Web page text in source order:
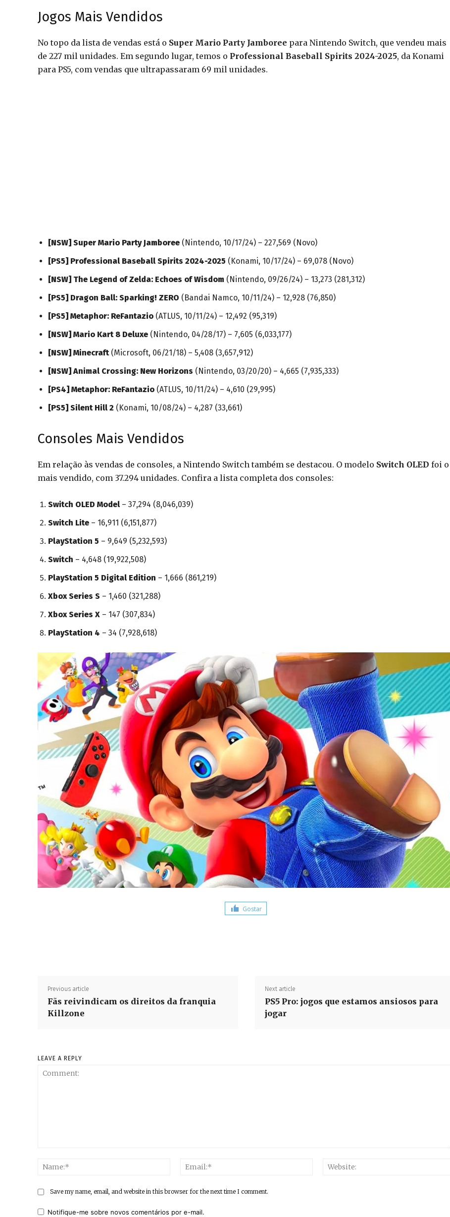
Jogos Mais Vendidos
No topo da lista de vendas está o Super Mario Party Jamboree para Nintendo Switch, que vendeu mais
de 227 mil unidades. Em segundo lugar, temos o Professional Baseball Spirits 2024-2025, da Konami
para PS5, com vendas que ultrapassaram 69 mil unidades.
[NSW] Super Mario Party Jamboree (Nintendo, 10/17/24) – 227,569 (Novo)
[PS5] Professional Baseball Spirits 2024-2025 (Konami, 10/17/24) – 69,078 (Novo)
[NSW] The Legend of Zelda: Echoes of Wisdom (Nintendo, 09/26/24) – 13,273 (281,312)
[PS5] Dragon Ball: Sparking! ZERO (Bandai Namco, 10/11/24) – 12,928 (76,850)
[PS5] Metaphor: ReFantazio (ATLUS, 10/11/24) – 12,492 (95,319)
[NSW] Mario Kart 8 Deluxe (Nintendo, 04/28/17) – 7,605 (6,033,177)
[NSW] Minecraft(Microsoft, 06/21/18) – 5,408 (3,657,912)
[NSW] Animal Crossing: New Horizons (Nintendo, 03/20/20) – 4,665 (7,935,333)
[PS4] Metaphor: ReFantazio (ATLUS, 10/11/24) – 4,610 (29,995)
[PS5] Silent Hill 2 (Konami, 10/08/24) – 4,287 (33,661)
Consoles Mais Vendidos
Em relação às vendas de consoles, a Nintendo Switch também se destacou. O modelo Switch OLED foi o
mais vendido, com 37.294 unidades. Confira a lista completa dos consoles:
Switch OLED Model– 37,294 (8,046,039)
Switch Lite – 16,911 (6,151,877)
PlayStation 5 – 9,649 (5,232,593)
Switch – 4,648 (19,922,508)
PlayStation 5 Digital Edition – 1,666 (861,219)
Xbox Series S – 1,460 (321,288)
Xbox Series X – 147 (307,834)
PlayStation 4 – 34 (7,928,618)
Gostar
Previous article
Fãs reivindicam os direitos da franquia
Killzone
Next article
PS5 Pro: jogos que estamos ansiosos para
jogar
LEAVE A REPLY
Name:*
Email:*
Save my name, email, and website in this browser for the next time I comment.
Notifique-me sobre novos comentários por e-mail.